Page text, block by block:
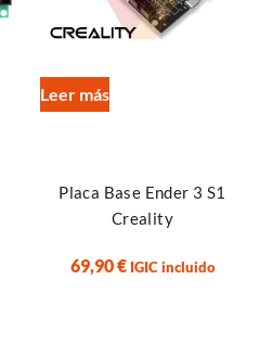
Leer más
Placa Base Ender 3 S1
Creality
69,90€ IGIC incluido